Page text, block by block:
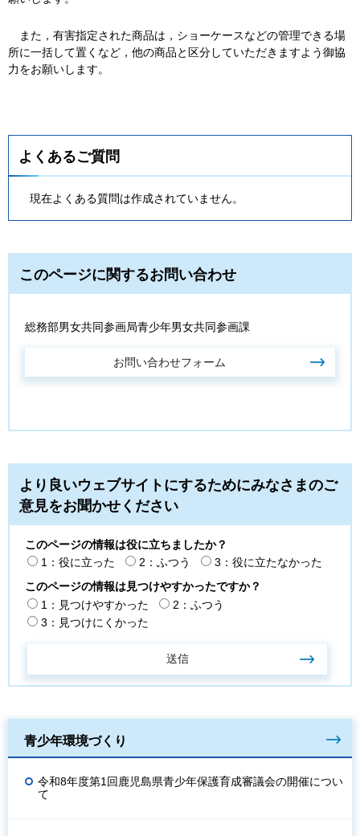
また，有害指定された商品は，ショーケースなどの管理できる場
所に一括して置くなど，他の商品と区分していただきますよう御協
力をお願いします。
よくあるご質問
現在よくある質問は作成されていません。
このページに関するお問い合わせ
総務部男女共同参画局青少年男女共同参画課
より良いウェブサイトにするためにみなさまのご
意見をお聞かせください
このページの情報は役に立ちましたか？
1：役に立った
2：ふつう
3：役に立たなかった
このページの情報は見つけやすかったですか？
1：見つけやすかった
2：ふつう
3：見つけにくかった
青少年環境づくり
令和8年度第1回鹿児島県青少年保護育成審議会の開催につい
て